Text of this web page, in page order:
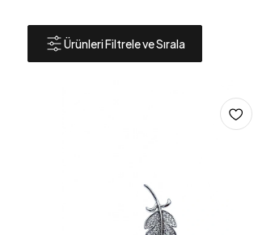
Ürünleri Filtrele ve Sırala